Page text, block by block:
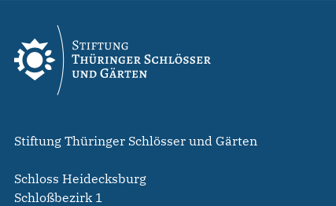
Stiftung Thüringer Schlösser und Gärten
Schloss Heidecksburg
Schloßbezirk 1